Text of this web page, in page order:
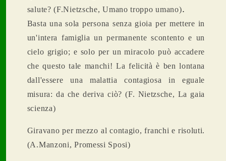
salute? (F.Nietzsche, Umano troppo umano).
Basta una sola persona senza gioia per mettere in
un'intera famiglia un permanente scontento e un
cielo grigio; e solo per un miracolo può accadere
che questo tale manchi! La felicità è ben lontana
dall'essere una malattia contagiosa in eguale
misura: da che deriva ciò? (F. Nietzsche, La gaia
scienza)
Giravano per mezzo al contagio, franchi e risoluti.
(A.Manzoni, Promessi Sposi)